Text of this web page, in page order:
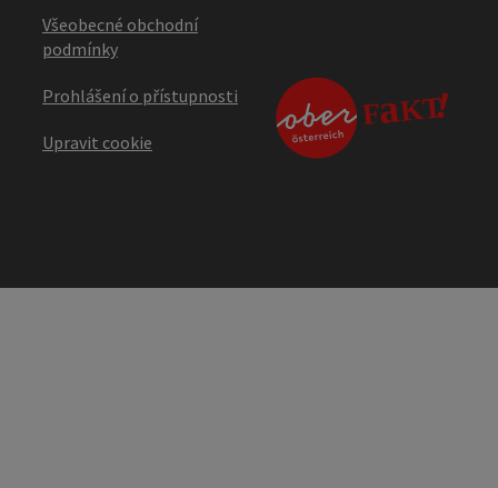
Všeobecné obchodní
podmínky
Prohlášení o přístupnosti
Upravit cookie